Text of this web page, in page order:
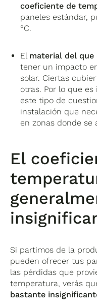
coeficiente de
paneles estándar,
°C.
El material del
tener un impacto
solar. Ciertas
otras. Por lo que
este tipo de
instalación que
en zonas donde se
El
Si partimos de la
pueden ofrecer tus
las pérdidas que
temperatura, verás
bastante